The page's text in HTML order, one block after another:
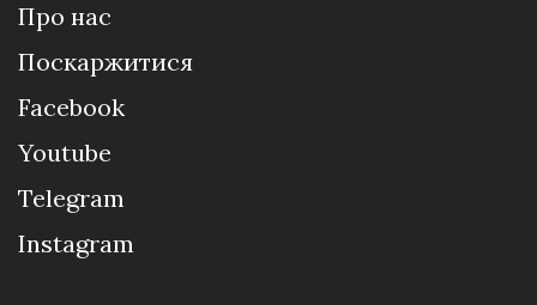
Про нас
Поскаржитися
Facebook
Youtube
Telegram
Instagram